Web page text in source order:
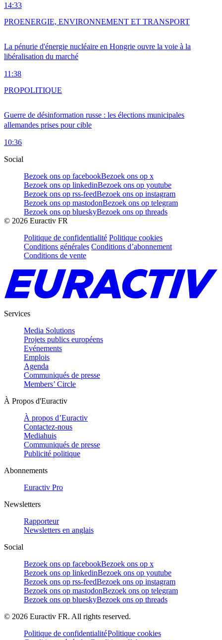
14:33
La pénurie d'énergie nucléaire en Hongrie ouvre la voie à la
libéralisation du marché
11:38
PROENERGIE, ENVIRONNEMENT ET TRANSPORT
Guerre de désinformation russe : les élections municipales
allemandes prises pour cible
10:36
PROPOLITIQUE
Social
Bezoek ons op facebookBezoek ons op x
Bezoek ons op linkedinBezoek ons op youtube
Bezoek ons op rss-feedBezoek ons op instagram
Bezoek ons op mastodonBezoek ons op telegram
Bezoek ons op blueskyBezoek ons op threads
© 2026 Euractiv FR
Politique de confidentialité Politique cookies
Conditions générales Conditions d’abonnement
Conditions de vente
Services
Media Solutions
Projets publics européens
Evénements
Emplois
Agenda
Communiqués de presse
Members’ Circle
À Propos d'Euractiv
À propos d’Euractiv
Contactez-nous
Mediahuis
Communiqués de presse
Publicité politique
Abonnements
Euractiv Pro
Newsletters
Rapporteur
Newsletters en anglais
Social
Bezoek ons op facebookBezoek ons op x
Bezoek ons op linkedinBezoek ons op youtube
Bezoek ons op rss-feedBezoek ons op instagram
Bezoek ons op mastodonBezoek ons op telegram
Bezoek ons op blueskyBezoek ons op threads
© 2026 Euractiv FR. All rights reserved.
Politique de confidentialitéPolitique cookies